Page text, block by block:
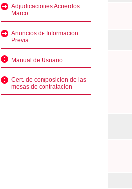
Adjudicaciones Acuerdos
Marco
Anuncios de Informacion
Previa
Manual de Usuario
Cert. de composicion de las
mesas de contratacion